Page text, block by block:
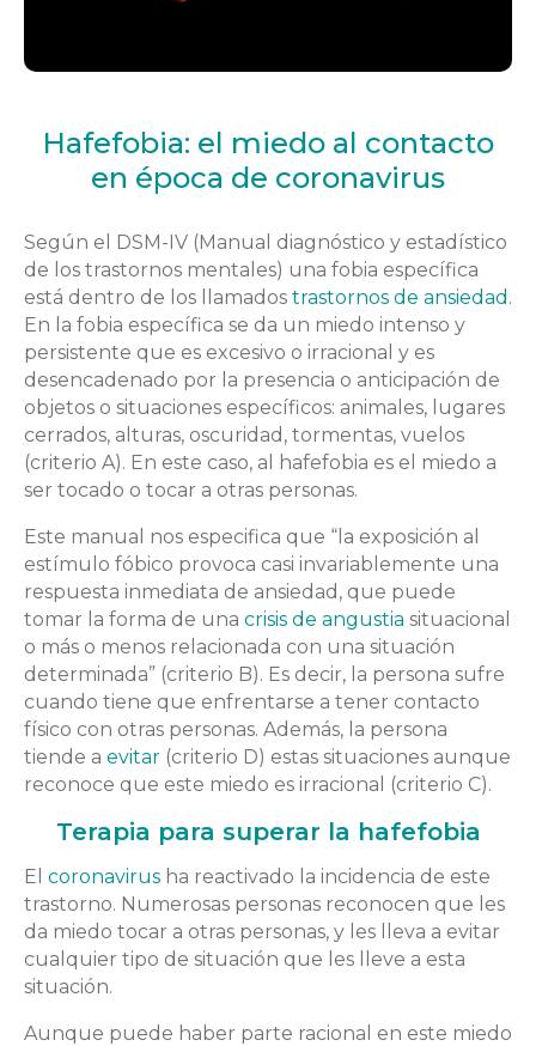
Hafefobia: el miedo al contacto
en época de coronavirus
Según el DSM-IV (Manual diagnóstico y estadístico
de los trastornos mentales) una fobia específica
está dentro de los llamados trastornos de ansiedad .
En la fobia específica se da un miedo intenso y
persistente que es excesivo o irracional y es
desencadenado por la presencia o anticipación de
objetos o situaciones específicos: animales, lugares
cerrados, alturas, oscuridad, tormentas, vuelos
(criterio A). En este caso, al hafefobia es el miedo a
ser tocado o tocar a otras personas.
Este manual nos especifica que “la exposición al
estímulo fóbico provoca casi invariablemente una
respuesta inmediata de ansiedad, que puede
tomar la forma de una crisis de angustia situacional
o más o menos relacionada con una situación
determinada” (criterio B). Es decir, la persona sufre
cuando tiene que enfrentarse a tener contacto
físico con otras personas. Además, la persona
tiende a evitar (criterio D) estas situaciones aunque
reconoce que este miedo es irracional (criterio C).
Terapia para superar la hafefobia
El coronavirus ha reactivado la incidencia de este
trastorno. Numerosas personas reconocen que les
da miedo tocar a otras personas, y les lleva a evitar
cualquier tipo de situación que les lleve a esta
situación.
Aunque puede haber parte racional en este miedo